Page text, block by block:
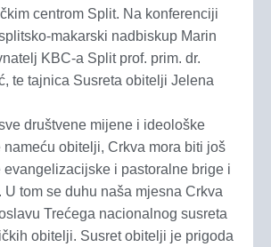
centrom Split. Na konferenciji
makarski nadbiskup Marin
KBC-a Split prof. prim. dr.
te tajnica Susreta obitelji Jelena
društvene mijene i ideološke
nameću obitelji, Crkva mora biti još
i pastoralne brige i
U tom se duhu naša mjesna Crkva
Trećega nacionalnog susreta
obitelji. Susret obitelji je prigoda